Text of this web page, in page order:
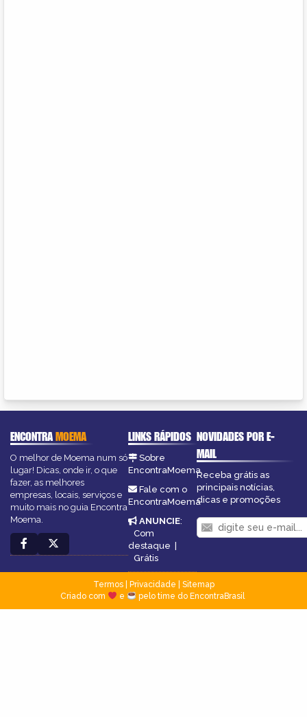
ENCONTRAMOEMA
O melhor de Moema num só
lugar! Dicas, onde ir, o que
fazer, as melhores
empresas, locais, serviços e
muito mais no guia Encontra
Moema.
LINKS RÁPIDOS
Sobre
EncontraMoema
Fale com o
EncontraMoema
ANUNCIE:
Com
destaque
Grátis
NOVIDADES POR E-
MAIL
Receba grátis as
principais notícias,
dicas e promoções
Termos| Privacidade
Sitemap
Criado com
e pelo time do EncontraBrasil